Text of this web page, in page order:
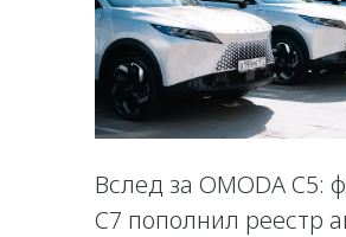
Вслед за OMODA C5:
C7 пополнил реестр